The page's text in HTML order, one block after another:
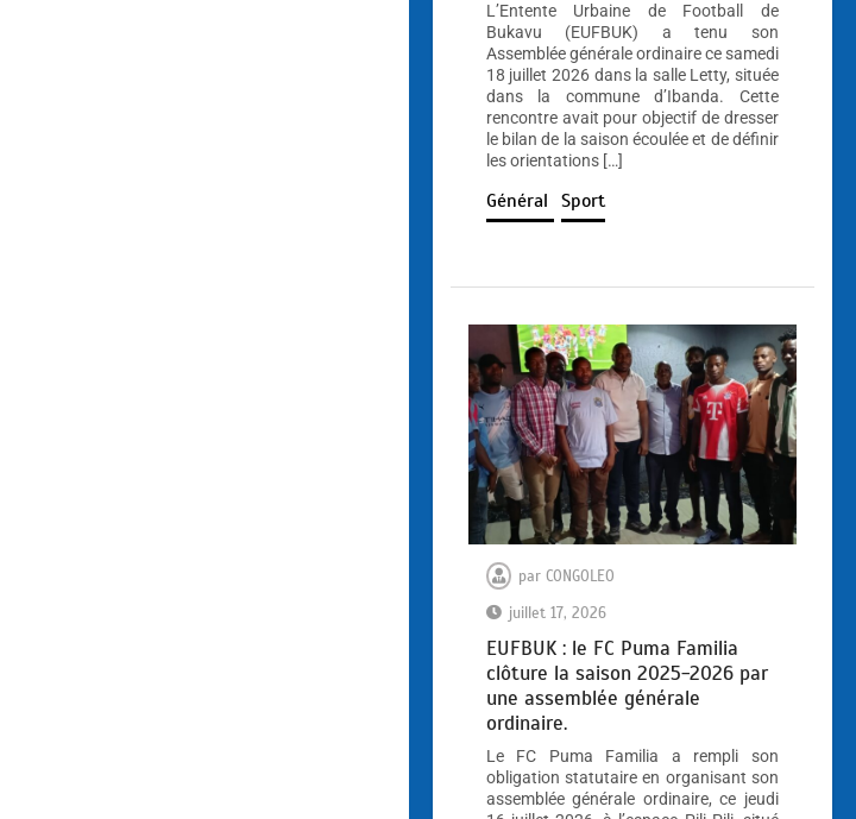
L’Entente Urbaine de Football de
Bukavu (EUFBUK) a tenu son
Assemblée générale ordinaire ce samedi
18 juillet 2026 dans la salle Letty, située
dans la commune d’Ibanda. Cette
rencontre avait pour objectif de dresser
le bilan de la saison écoulée et de définir
les orientations […]
Général Sport
par CONGOLEO
juillet 17, 2026
EUFBUK : le FC Puma Familia
clôture la saison 2025-2026 par
une assemblée générale
ordinaire.
Le FC Puma Familia a rempli son
obligation statutaire en organisant son
assemblée générale ordinaire, ce jeudi